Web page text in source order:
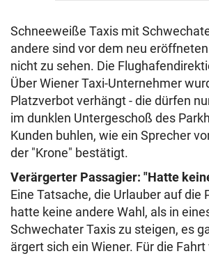
Schneeweiße Taxis mit
andere sind vor dem neu
nicht zu sehen. Die
Über Wiener Taxi-Unternehmer
Platzverbot verhängt - die dürfen
im dunklen Untergeschoß des
Kunden buhlen, wie ein Sprecher
der "Krone" bestätigt.
Verärgerter Passagier: "Hatte
Eine Tatsache, die Urlauber auf die
hatte keine andere Wahl, als in
Schwechater Taxis zu steigen, es
ärgert sich ein Wiener. Für die